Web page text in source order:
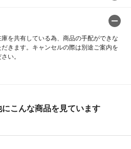
を共有している為、商品の手配ができな
きます。キャンセルの際は別途ご案内を
い。
こんな商品を見ています